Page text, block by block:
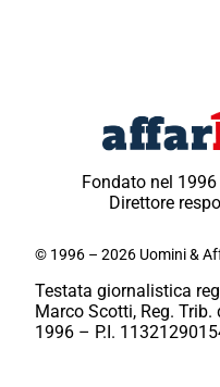
Fondato nel
Direttore
© 1996 – 2026 Uomini &
Testata giornalistica
Marco Scotti, Reg. Trib.
1996 – P.I.